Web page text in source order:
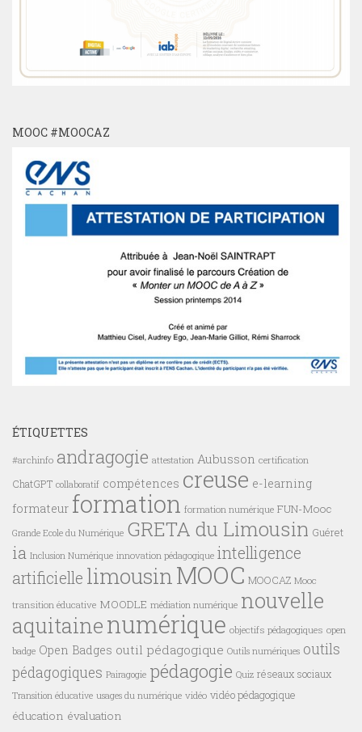
MOOC #MOOCAZ
ÉTIQUETTES
#archinfo andragogie attestation Aubusson certification
ChatGPT collaboratif compétences creuse e-learning
formateur formation formation numérique FUN-Mooc
Grande Ecole du Numérique GRETA du Limousin Guéret
ia Inclusion Numérique innovation pédagogique intelligence
artificielle limousin MOOC MOOCAZ Mooc
transition éducative MOODLE médiation numérique nouvelle
aquitainenumérique objectifs pédagogiques open
badge Open Badges outil pédagogique Outils numériques outils
pédagogiques Pairagogie pédagogie Quiz réseaux sociaux
Transition éducative usages du numérique vidéo vidéo pédagogique
éducation évaluation